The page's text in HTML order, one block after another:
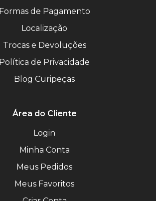
Formas de Pagamento
Localização
Trocas e Devoluções
Política de Privacidade
Blog Curipeças
Área do Cliente
Login
Minha Conta
Meus Pedidos
Meus Favoritos